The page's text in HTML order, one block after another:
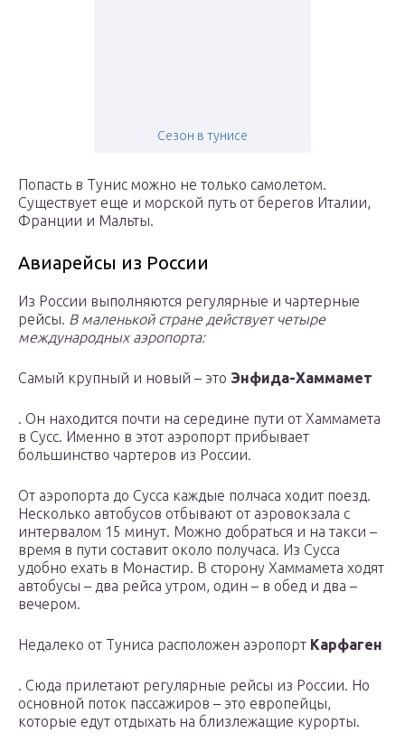
Сезон в тунисе
Попасть в Тунис можно не только самолетом.
Существует еще и морской путь от берегов Италии,
Франции и Мальты.
Авиарейсы из России
Из России выполняются регулярные и чартерные
рейсы. В маленькой стране действует четыре
международных аэропорта:
Самый крупный и новый – это Энфида-Хаммамет
. Он находится почти на середине пути от Хаммамета
в Сусс. Именно в этот аэропорт прибывает
большинство чартеров из России.
От аэропорта до Сусса каждые полчаса ходит поезд.
Несколько автобусов отбывают от аэровокзала с
интервалом 15 минут. Можно добраться и на такси –
время в пути составит около получаса. Из Сусса
удобно ехать в Монастир. В сторону Хаммамета ходят
автобусы – два рейса утром, один – в обед и два –
вечером.
Недалеко от Туниса расположен аэропорт Карфаген
. Сюда прилетают регулярные рейсы из России. Но
основной поток пассажиров – это европейцы,
которые едут отдыхать на близлежащие курорты.